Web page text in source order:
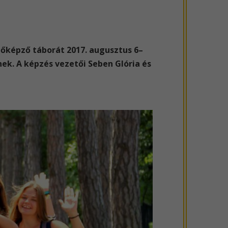
táborát 2017. augusztus 6–
A képzés vezetői Seben Glória és